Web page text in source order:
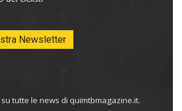
Newsletter
tutte le news di quimtbmagazine.it.